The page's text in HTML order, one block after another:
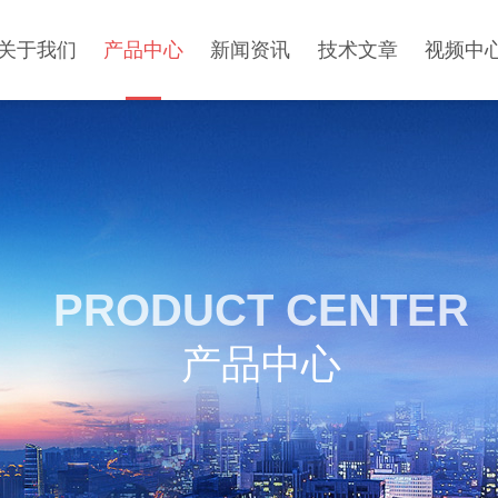
于我们 产品中心 新闻资讯 技术文章 视频中
PRODUCT CENTER
产品中心